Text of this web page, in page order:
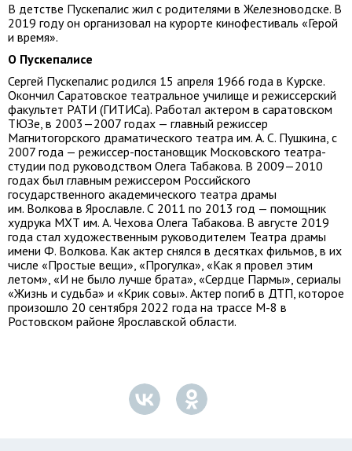
В детстве Пускепалис жил с родителями в Железноводске. В
2019 году он организовал на курорте кинофестиваль «Герой
и время».
О Пускепалисе
Сергей Пускепалис родился 15 апреля 1966 года в Курске.
Окончил Саратовское театральное училище и режиссерский
факультет РАТИ (ГИТИСа). Работал актером в саратовском
ТЮЗе, в 2003—2007 годах — главный режиссер
Магнитогорского драматического театра им. А. С. Пушкина, с
2007 года — режиссер-постановщик Московского театра-
студии под руководством Олега Табакова. В 2009—2010
годах был главным режиссером Российского
государственного академического театра драмы
им. Волкова в Ярославле. С 2011 по 2013 год — помощник
худрука МХТ им. А. Чехова Олега Табакова. В августе 2019
года стал художественным руководителем Театра драмы
имени Ф. Волкова. Как актер снялся в десятках фильмов, в их
числе «Простые вещи», «Прогулка», «Как я провел этим
летом», «И не было лучше брата», «Сердце Пармы», сериалы
«Жизнь и судьба» и «Крик совы». Актер погиб в ДТП, которое
произошло 20 сентября 2022 года на трассе М-8 в
Ростовском районе Ярославской области.